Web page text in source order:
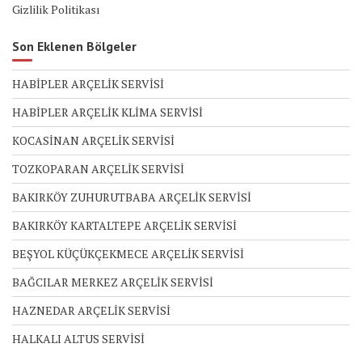
Gizlilik Politikası
Son Eklenen Bölgeler
HABİPLER ARÇELİK SERVİSİ
HABİPLER ARÇELİK KLİMA SERVİSİ
KOCASİNAN ARÇELİK SERVİSİ
TOZKOPARAN ARÇELİK SERVİSİ
BAKIRKÖY ZUHURUTBABA ARÇELİK SERVİSİ
BAKIRKÖY KARTALTEPE ARÇELİK SERVİSİ
BEŞYOL KÜÇÜKÇEKMECE ARÇELİK SERVİSİ
BAĞCILAR MERKEZ ARÇELİK SERVİSİ
HAZNEDAR ARÇELİK SERVİSİ
HALKALI ALTUS SERVİSİ